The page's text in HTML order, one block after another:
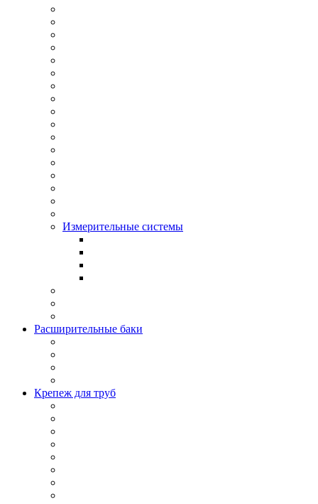
Измерительные системы
Расширительные баки
Крепеж для труб